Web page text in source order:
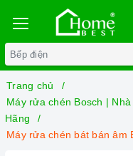
Trang chủ
Máy rửa chén Bosch |
Hãng
Máy rửa chén bát bán âm